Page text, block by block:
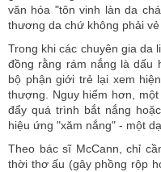
văn hóa "tôn vinh làn da
thương da chứ không phải vẻ
Trong khi các chuyên gia da
đồng rằng rám nắng là dấu
bộ phận giới trẻ lại xem
thượng. Nguy hiểm hơn,
đẩy quá trình bắt nắng
hiệu ứng "xăm nắng" - một
Theo bác sĩ McCann, chỉ
thời thơ ấu (gây phồng rộp